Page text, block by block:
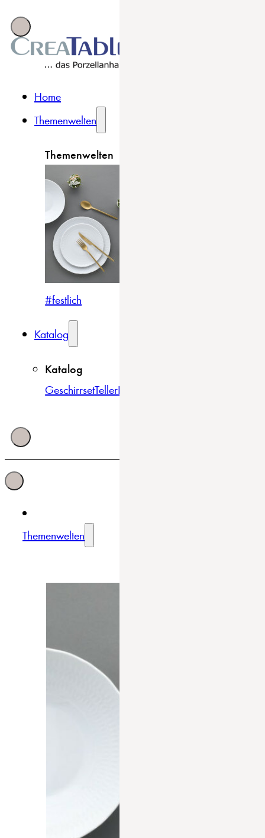
Home
Themenwelten
Themenwelten
#festlich
Katalog
Katalog
GeschirrsetTellerBowls & Schüsseln
Themenwelten